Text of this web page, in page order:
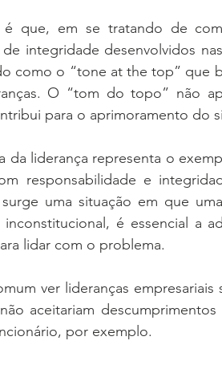
que, em se tratando de
de integridade desenvolvidos
como o “tone at the top” que
O “tom do topo” não
para o aprimoramento do
da liderança representa o
responsabilidade e
uma situação em que
é essencial a
lidar com o problema.
ver lideranças
aceitariam
por exemplo.